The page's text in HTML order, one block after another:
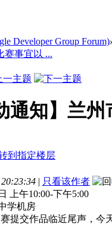
Developer Group Forum)
赛事宜以 ...
通知】兰
| 只看该作者
上午10:00-下午5:00
学机房
提交作品临近尾声，